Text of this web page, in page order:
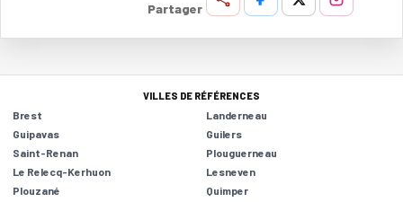
Partager
VILLES DE RÉFÉRENCES
Brest
Landerneau
Guipavas
Guilers
Saint-Renan
Plouguerneau
Le Relecq-Kerhuon
Lesneven
Plouzané
Quimper